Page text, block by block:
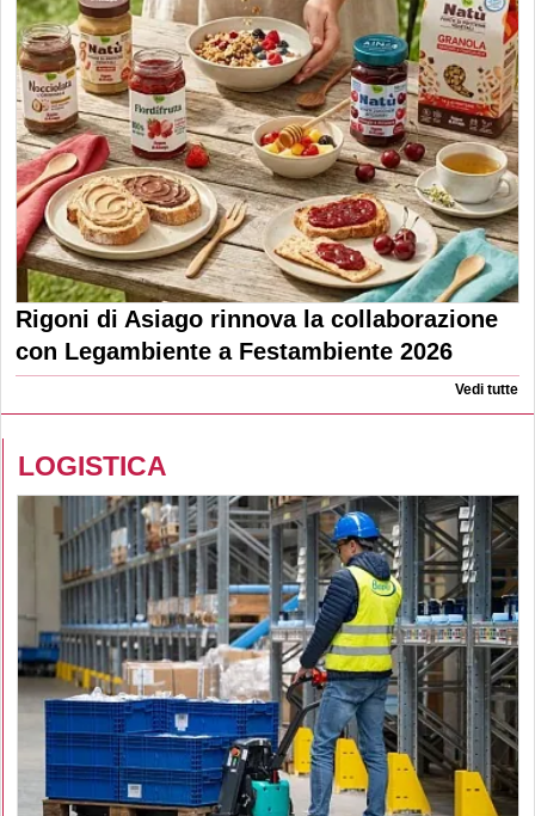
Rigoni di Asiago rinnova la collaborazione
con Legambiente a Festambiente 2026
Vedi tutte
LOGISTICA